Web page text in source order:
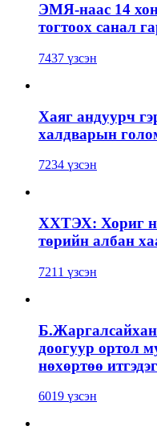
ЭМЯ-наас 14
тогтоох санал
7437 үзсэн
Хаяг андуурч
халдварын
7234 үзсэн
ХХТЭХ: Хориг
төрийн албан
7211 үзсэн
доогуур ортол
нөхөртөө
6019 үзсэн